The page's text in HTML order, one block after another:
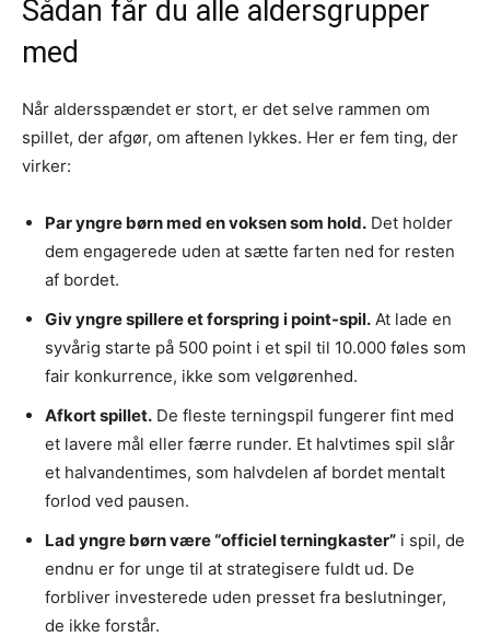
Sådan får du alle aldersgrupper
med
Når aldersspændet er stort, er det selve rammen om
spillet, der afgør, om aftenen lykkes. Her er fem ting, der
virker:
Par yngre børn med en voksen som hold. Det holder
dem engagerede uden at sætte farten ned for resten
af bordet.
Giv yngre spillere et forspring i point-spil. At lade en
syvårig starte på 500 point i et spil til 10.000 føles som
fair konkurrence, ikke som velgørenhed.
Afkort spillet. De fleste terningspil fungerer fint med
et lavere mål eller færre runder. Et halvtimes spil slår
et halvandentimes, som halvdelen af bordet mentalt
forlod ved pausen.
Lad yngre børn være “officiel terningkaster” i spil, de
endnu er for unge til at strategisere fuldt ud. De
forbliver investerede uden presset fra beslutninger,
de ikke forstår.